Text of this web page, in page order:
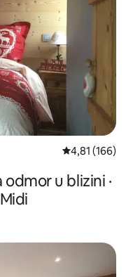
Prosječna
4,81 (166)
u blizini ·